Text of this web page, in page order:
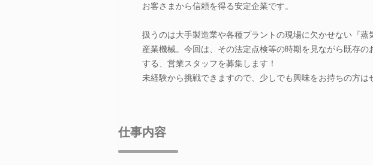
お客さまから信頼を得る安定企業です。
扱うのは大手製造業や各種プラントの現場に欠かせない『蒸
産業機械。今回は、その法定点検等の時期を見ながら既存
する、営業スタッフを募集します！
未経験から挑戦できますので、少しでも興味をお持ちの方は
仕事内容